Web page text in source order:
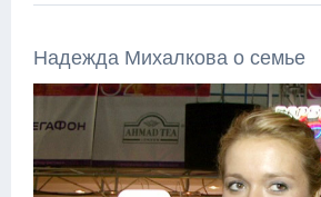
Надежда Михалкова о семье